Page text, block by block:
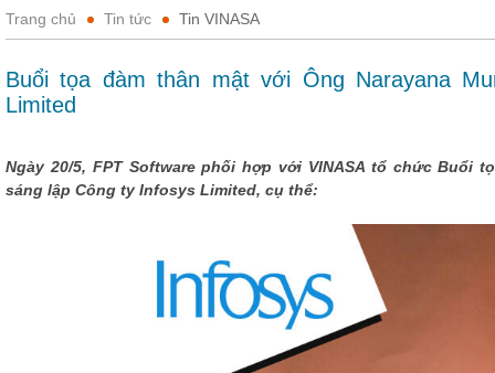
Trang chủ Tin tức Tin VINASA
Buổi tọa đàm thân mật với Ông Narayana
Limited
Ngày 20/5, FPT Software phối hợp với VINASA tổ chức Buổi
sáng lập Công ty Infosys Limited, cụ thể: